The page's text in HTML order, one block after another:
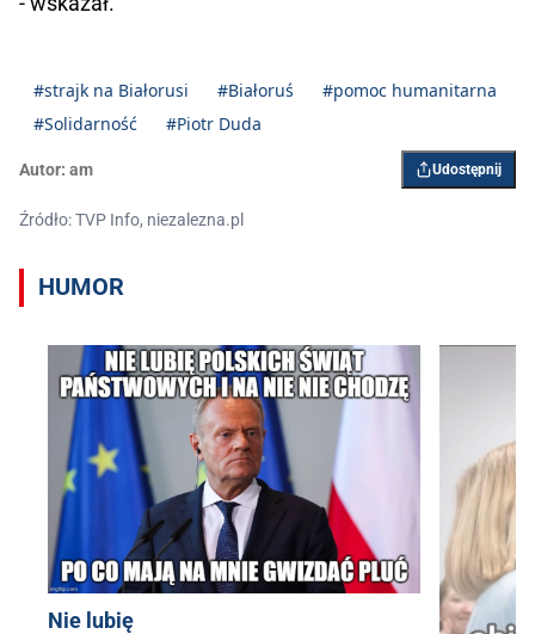
#strajk na Białorusi #Białoruś
#pomoc humanitarna
#Solidarność
#Piotr Duda
Autor: am Udostępnij
Źródło: TVP Info, niezalezna.pl
HUMOR
Nie lubię